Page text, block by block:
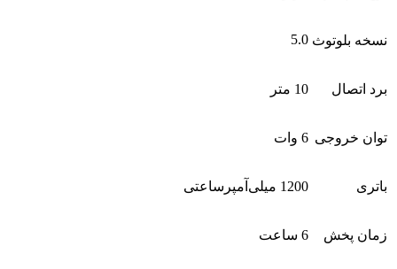
نسخه بلوتوث 5.0
برد اتصال 10 متر
توان خروجی 6 وات
باتری 1200 میلی‌آمپرساعتی
زمان پخش 6 ساعت